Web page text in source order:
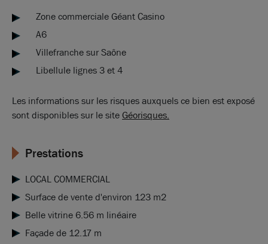
Zone commerciale Géant Casino
A6
Villefranche sur Saône
Libellule lignes 3 et 4
Les informations sur les risques auxquels ce bien est exposé
sont disponibles sur le siteGéorisques.
Prestations
LOCAL COMMERCIAL
Surface de vente d'environ 123 m2
Belle vitrine 6.56 m linéaire
Façade de 12.17 m